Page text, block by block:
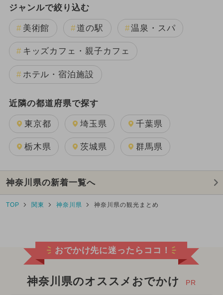
ジャンルで絞り込む
美術館 道の駅 温泉・スパ
キッズカフェ・親子カフェ
ホテル・宿泊施設
近隣の都道府県で探す
東京都 埼玉県 千葉県
栃木県 茨城県 群馬県
神奈川県の新着一覧へ
TOP 関東 神奈川県 神奈川県の観光まとめ
おでかけ先に迷ったらココ！
神奈川県のオススメおでかけ PR